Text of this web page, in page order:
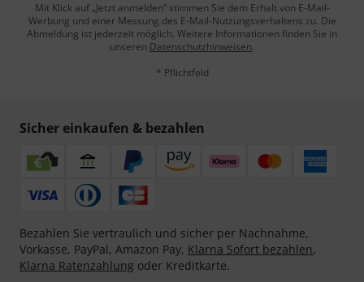
Mit Klick auf „Jetzt anmelden“ stimmen Sie dem Erhalt von E-Mail-
Werbung und einer Messung des E-Mail-Nutzungsverhaltens zu. Die
Abmeldung ist jederzeit möglich. Weitere Informationen finden Sie in
unseren Datenschutzhinweisen.
* Pflichtfeld
Sicher einkaufen & bezahlen
Bezahlen Sie vertraulich und sicher per Nachnahme,
Vorkasse, PayPal, Amazon Pay, Klarna Sofort bezahlen,
Klarna Ratenzahlung oder Kreditkarte.